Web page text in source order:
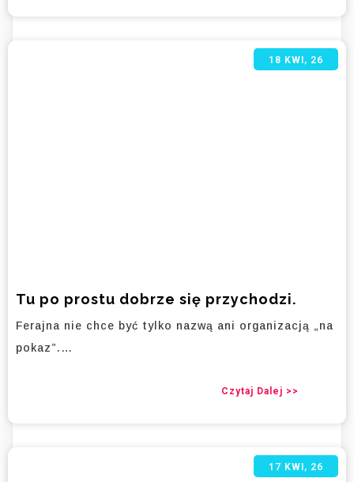
Tu po prostu dobrze się przychodzi.
18 KWI, 26
Ferajna nie chce być tylko nazwą ani organizacją „na
pokaz”.…
Czytaj Dalej >>
17 KWI, 26